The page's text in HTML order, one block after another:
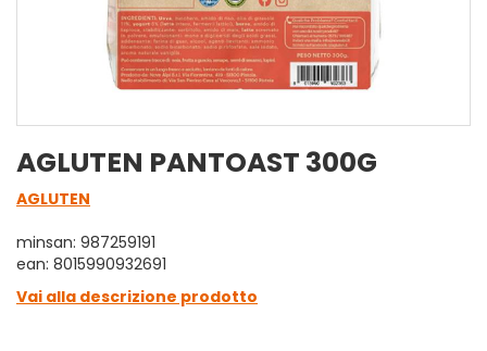
AGLUTEN PANTOAST 300G
AGLUTEN
minsan: 987259191
ean: 8015990932691
Vai alla descrizione prodotto